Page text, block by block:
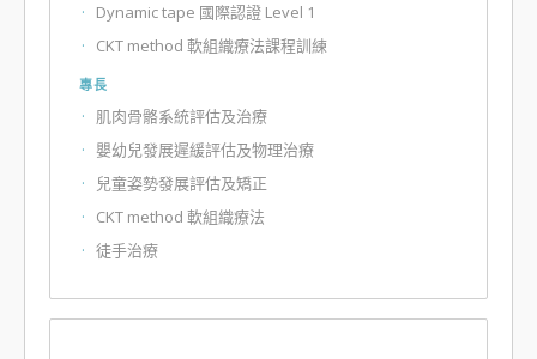
Dynamic tape 國際認證 Level 1
CKT method 軟組織療法課程訓練
專長
肌肉骨骼系統評估及治療
嬰幼兒發展遲緩評估及物理治療
兒童姿勢發展評估及矯正
CKT method 軟組織療法
徒手治療